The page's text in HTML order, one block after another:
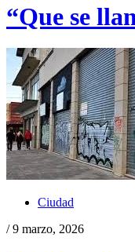
“Que se
Ciudad
/ 9 marzo, 2026